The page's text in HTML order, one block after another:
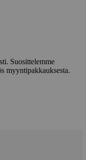
Suosittelemme
myyntipakkauksesta.